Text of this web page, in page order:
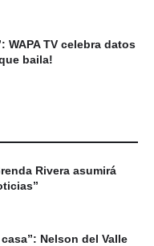
WAPA TV celebra datos
baila!
Rivera asumirá
Nelson del Valle